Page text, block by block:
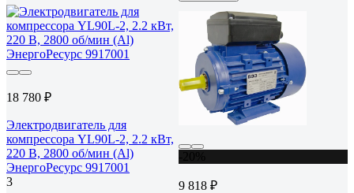
18 780 ₽
Электродвигатель для
компрессора YL90L-2, 2.2 кВт,
220 В, 2800 об/мин (Al)
ЭнергоРесурс 9917001
3
9 818 ₽